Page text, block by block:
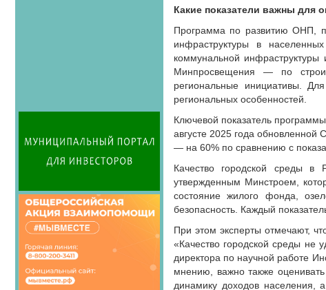
Какие показатели важны для
Программа по развитию ОНП,
инфраструктуры в
коммунальной
Минпросвещения — по
региональные инициативы.
региональных особенностей.
Ключевой показатель
августе 2025 года обновленной
— на 60% по сравнению с
Качество городской среды в
утвержденным Минстроем,
состояние жилого фонда,
безопасность. Каждый
При этом эксперты отмечают,
«Качество городской среды не
директора по научной работе
мнению, важно также
динамику доходов населения,